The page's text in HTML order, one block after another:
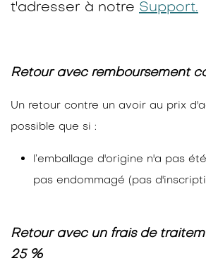
t'adresser à notre Support.
Retour avec remboursement
Un retour contre un avoir au prix
possible que si :
l’emballage d'origine n'a pas
pas endommagé (pas
Retour avec un frais de
25 %